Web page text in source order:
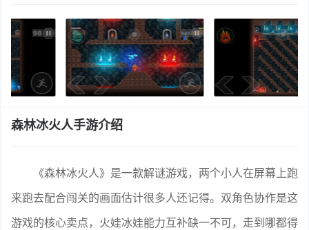
森林冰火人手游介绍
《森林冰火人》是一款解谜游戏，两个小人在屏幕上跑
来跑去配合闯关的画面估计很多人还记得。双角色协作是这
游戏的核心卖点，火娃冰娃能力互补缺一不可，走到哪都得